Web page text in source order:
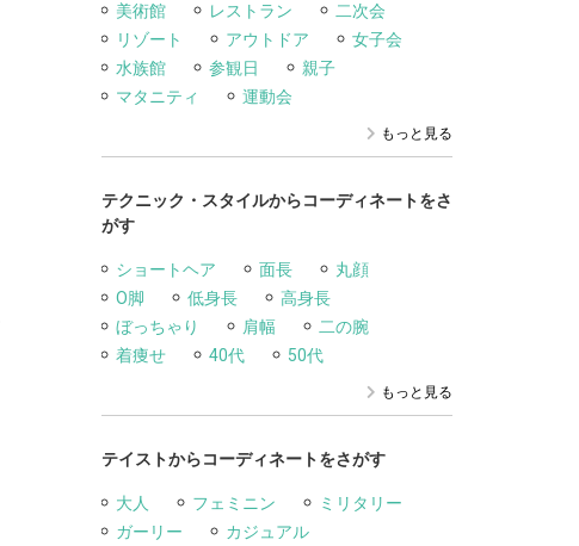
美術館
レストラン
二次会
リゾート
アウトドア
女子会
水族館
参観日
親子
マタニティ
運動会
もっと見る
テクニック・スタイルからコーディネートをさ
がす
ショートヘア 面長
丸顔
O脚
低身長
高身長
ぼっちゃり
肩幅
二の腕
着痩せ
40代 50代
もっと見る
テイストからコーディネートをさがす
大人 フェミニン
ミリタリー
ガーリー
カジュアル